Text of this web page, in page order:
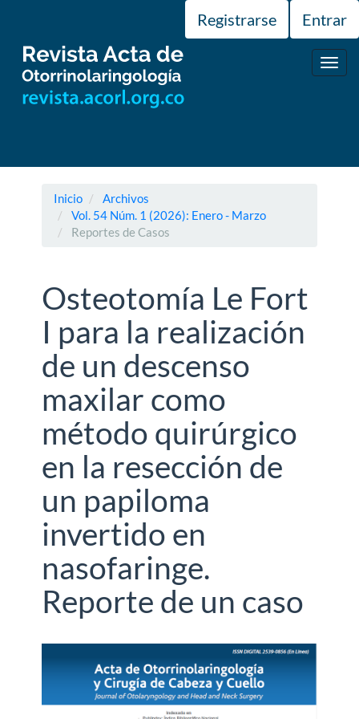
principal
Barra
lateral
Registrarse Entrar
Inicio
Archivos
Vol. 54 Núm. 1 (2026): Enero - Marzo
Reportes de Casos
Osteotomía Le Fort
I para la realización
de un descenso
maxilar como
método quirúrgico
en la resección de
un papiloma
invertido en
nasofaringe.
Reporte de un caso
Barra
lateral
del